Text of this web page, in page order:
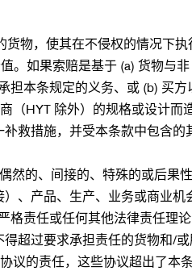
物，使其在不侵权的情况下执
如果索赔是基于 (a) 货物与非
担本条规定的义务、或 (b) 买方
HYT 除外）的规格或设计而
救措施，并受本条款中包含的
的、间接的、特殊的或后果
、产品、生产、业务或商业机
责任或任何其他法律责任理
超过要求承担责任的货物和/或
议的责任，这些协议超出了本